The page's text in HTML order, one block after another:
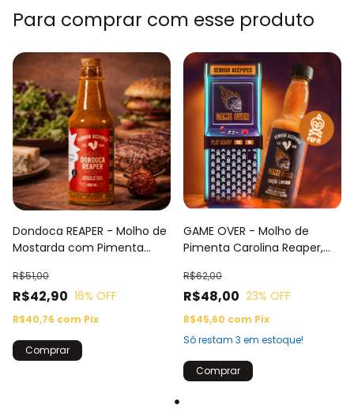
Para comprar com esse produto
Dondoca REAPER - Molho de
Mostarda com Pimenta
R$42,90
R$51,00
16% OFF
R$40,76 com Pix
GAME OVER - Molho de
Pimenta Carolina Reaper,
R$48,00
R$62,00
23% OFF
R$45,60 com Pix
Só restam 3 em estoque!